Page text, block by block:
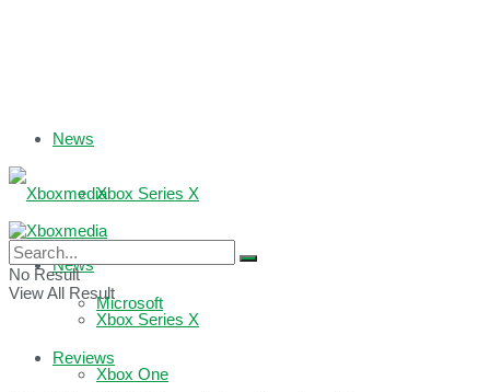
News
Xbox Series X
Microsoft
Reviews
News
Xbox Series X
Xbox One
No Result
View All Result